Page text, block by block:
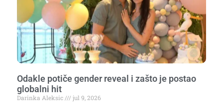
Odakle potiče gender reveal i zašto je postao
globalni hit
Darinka Aleksic jul 9, 2026